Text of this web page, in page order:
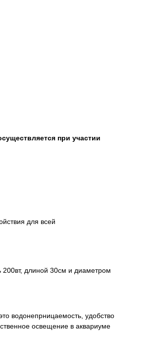
при участии
для всей
200вт, длиной 30см и диаметром
водонепрницаемость, удобство
освещение в аквариуме